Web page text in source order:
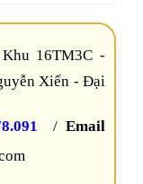
16TM3C -
Xiển - Đại
/Email